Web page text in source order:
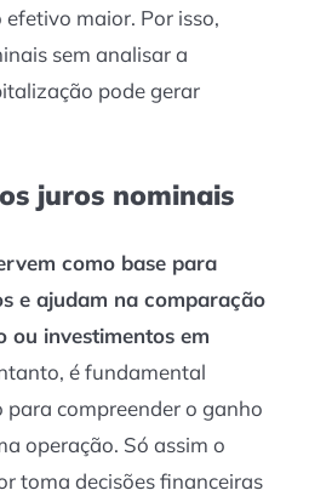
maior. Por isso,
sem analisar a
pode gerar
juros nominais
como base para
e ajudam na comparação
ou investimentos em
é fundamental
compreender o ganho
operação. Só assim o
toma decisões financeiras